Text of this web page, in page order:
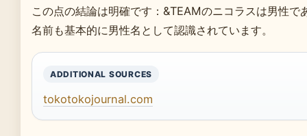
この点の結論は明確です：&TEAMのニコラスは男性で
名前も基本的に男性名として認識されています。
ADDITIONAL SOURCES
tokotokojournal.com